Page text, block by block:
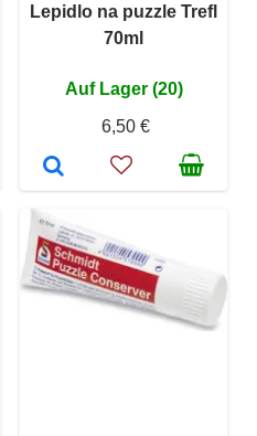
Lepidlo na puzzle Trefl
70ml
Auf Lager (20)
6,50 €